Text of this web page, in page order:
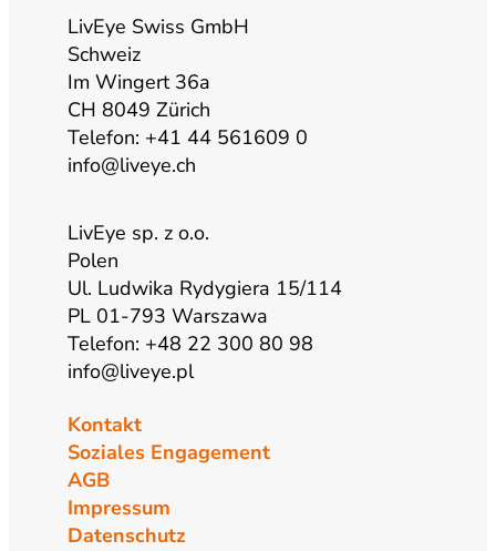
LivEye Swiss GmbH
Schweiz
Im Wingert 36a
CH 8049 Zürich
Telefon: +41 44 561609 0
info@liveye.ch
LivEye sp. z o.o.
Polen
Ul. Ludwika Rydygiera 15/114
PL 01-793 Warszawa
Telefon: +48 22 300 80 98
info@liveye.pl
Kontakt
Soziales Engagement
AGB
Impressum
Datenschutz